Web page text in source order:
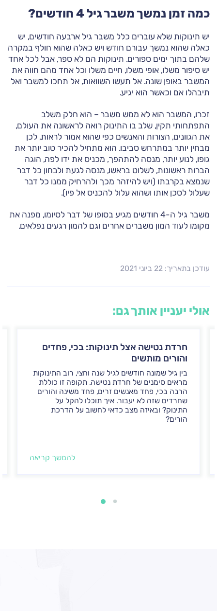
כמה זמן נמשך משבר גיל 4 חודשים?
יש תינוקות שלא עוברים כלל משבר גיל ארבעה חודשים, יש
כאלה שהוא נמשך עבורם חודש ויש כאלה שהוא חולף במקרה
שלהם בתוך ימים ספורים. תינוקות הם לא ספר, אבל לכל אחד
יש סיפור משלו, אופי משלו, חיים משלו וכל אחד מהם חווה את
המשבר באופן שונה. אל תעשו השוואות, אל תחכו למשבר ואל
תיבהלו אם וכאשר הוא יגיע.
זכרו, המשבר הוא לא ממש משבר – הוא חלק משלב
התפתחותי תקין, שלב בו התינוק רואה לראשונה את העולם,
את הגוונים, הצורות והאנשים כפי שהוא אמור לראות, לכן
מבחין יותר במתרחש סביבו. הוא מתחיל להכיר טוב יותר את
גופו, לנוע יותר, מנסה להתהפך, מכניס את ידו לפה, הוגה
הברות ראשונות, לשלוט בראשו, מנסה לגעת ולבחון כל דבר
שנמצא בקרבתו (ויש להיזהר מכך ולהרחיק ממנו כל דבר
שעלול לסכן אותו ושהוא עלול להכניס אל פיו).
משבר גיל ה-4 חודשים מגיע בסופו של דבר לסיומו, מפנה את
מקומו לעוד המון משברים אחרים וגם להמון רגעים נפלאים.
עודכן בתאריך: 22 ביוני 2021
אולי יעניין אותך גם:
חרדת נטישה אצל תינוקות: בכי, פחדים
והורים מותשים
בין גיל שמונה חודשים לגיל שנה וחצי, רוב התינוקות
מראים סימנים של חרדת נטישה. תקופה זו כוללת
הרבה בכי, פחד מאנשים זרים, פחד משינה והורים
שחרדים שזה לא יעבור. איך תוכלו להקל על
התינוק? ובאיזה מצב כדאי לחשוב על הדרכת
הורים?
להמשך קריאה